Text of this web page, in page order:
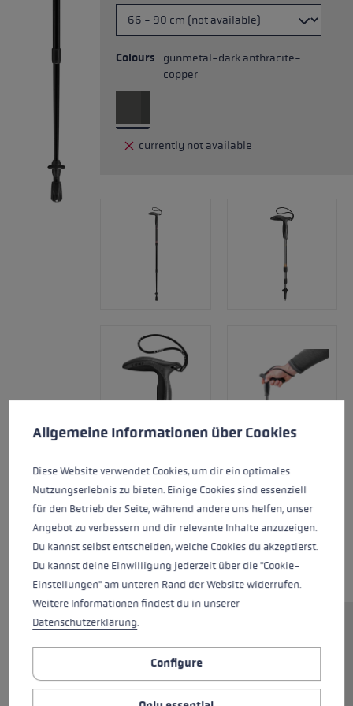
Colours
gunmetal-dark anthracite-
copper
currently not available
The ergonomic, edge-free outer
surface provide a good hold and
maximum comfort. The
Cookie preferences
This website uses cookies to give you the best possible experience.
Allgemeine Informationen über Cookies
Diese Website verwendet Cookies, um dir ein optimales
Nutzungserlebnis zu bieten. Einige Cookies sind essenziell
für den Betrieb der Seite, während andere uns helfen, unser
Angebot zu verbessern und dir relevante Inhalte anzuzeigen.
Du kannst selbst entscheiden, welche Cookies du akzeptierst.
Du kannst deine Einwilligung jederzeit über die "Cookie-
Einstellungen" am unteren Rand der Website widerrufen.
Weitere Informationen findest du in unserer
Datenschutzerklärung.
Configure